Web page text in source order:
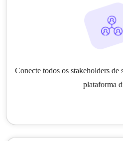
Conecte todos os stakeholders de
plataforma